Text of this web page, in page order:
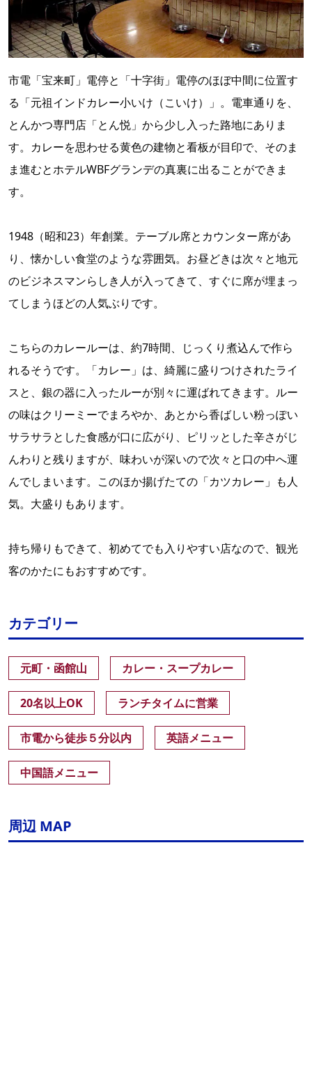
市電「宝来町」電停と「十字街」電停のほぼ中間に位置す
る「元祖インドカレー小いけ（こいけ）」。電車通りを、
とんかつ専門店「とん悦」から少し入った路地にありま
す。カレーを思わせる黄色の建物と看板が目印で、そのま
ま進むとホテルWBFグランデの真裏に出ることができま
す。
1948（昭和23）年創業。テーブル席とカウンター席があ
り、懐かしい食堂のような雰囲気。お昼どきは次々と地元
のビジネスマンらしき人が入ってきて、すぐに席が埋まっ
てしまうほどの人気ぶりです。
こちらのカレールーは、約7時間、じっくり煮込んで作ら
れるそうです。「カレー」は、綺麗に盛りつけされたライ
スと、銀の器に入ったルーが別々に運ばれてきます。ルー
の味はクリーミーでまろやか、あとから香ばしい粉っぽい
サラサラとした食感が口に広がり、ピリッとした辛さがじ
んわりと残りますが、味わいが深いので次々と口の中へ運
んでしまいます。このほか揚げたての「カツカレー」も人
気。大盛りもあります。
持ち帰りもできて、初めてでも入りやすい店なので、観光
客のかたにもおすすめです。
カテゴリー
元町・函館山 カレー・スープカレー
20名以上OK ランチタイムに営業
市電から徒歩５分以内 英語メニュー
中国語メニュー
周辺 MAP